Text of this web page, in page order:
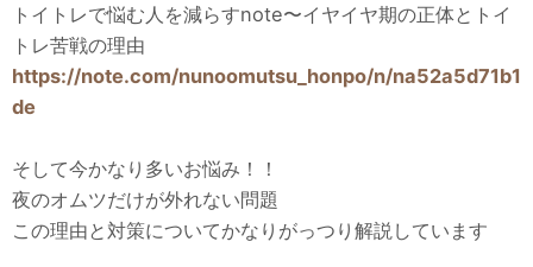
トイトレで悩む人を減らすnote〜イヤイヤ期の正体とトイ
トレ苦戦の理由
https://note.com/nunoomutsu_honpo/n/na52a5d71b1
de
そして今かなり多いお悩み！！
夜のオムツだけが外れない問題
この理由と対策についてかなりがっつり解説しています